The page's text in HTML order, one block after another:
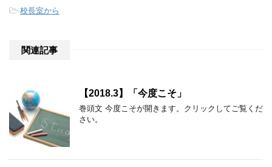
-校長室から
関連記事
【2018.3】「今度こそ」
巻頭文 今度こそが開きます。クリックしてご覧くだ
さい。